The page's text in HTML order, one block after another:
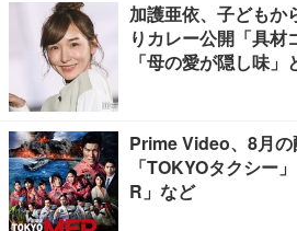
加護亜依、子どもか
りカレー公開「具材
「母の愛が隠し味」
Prime Video、8月
「TOKYOタクシー
R」など